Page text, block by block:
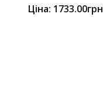
Ціна: 1733.00грн